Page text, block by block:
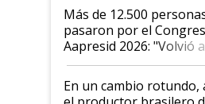
Más de 12.500
pasaron por el
Aapresid 2026: "Volvió a
demostrar que hablar
suelo es hablar de todo
sistema productivo"
En un cambio rotundo,